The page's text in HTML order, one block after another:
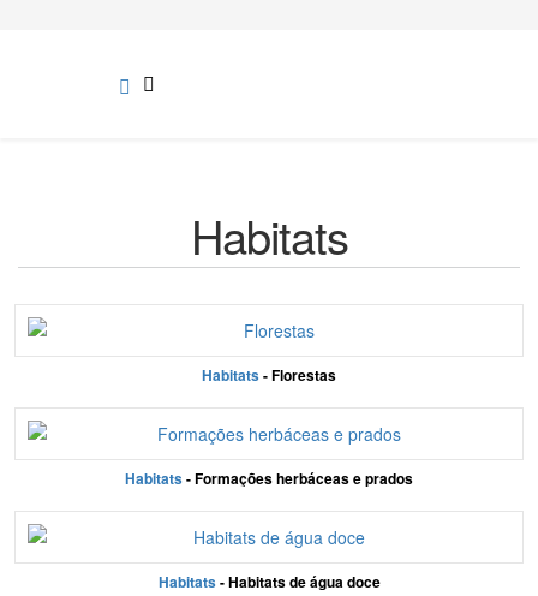
Habitats
Habitats- Florestas
Habitats- Formações herbáceas e prados
Habitats- Habitats de água doce